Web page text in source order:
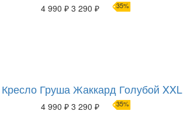
4 990 ₽ 3 290 ₽ 35%
Кресло Груша Жаккард Голубой XXL
4 990 ₽ 3 290 ₽ 35%